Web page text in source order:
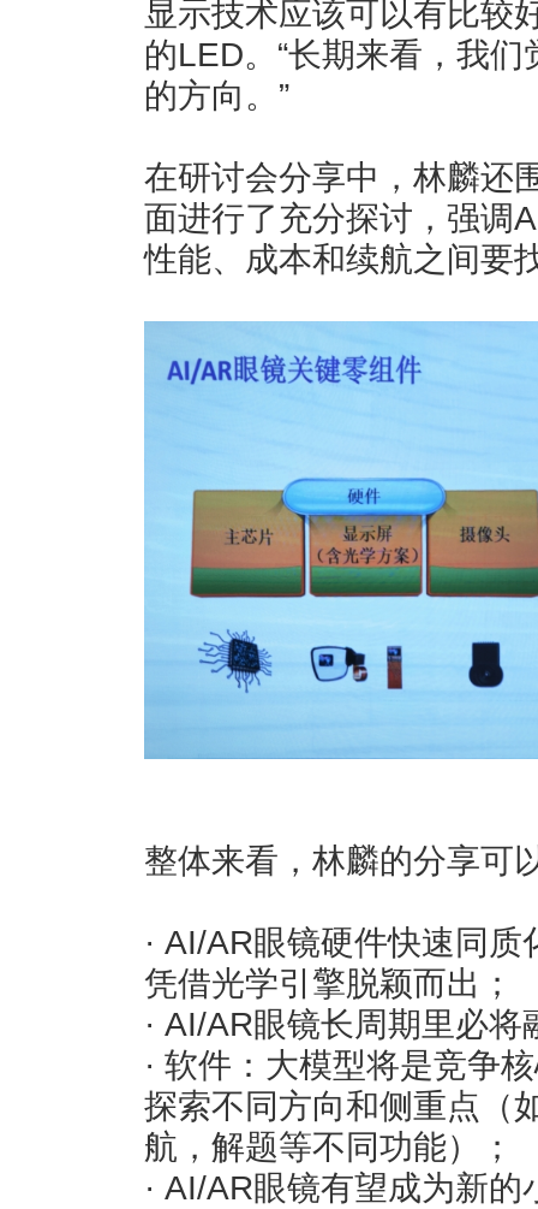
显示技术应该可以有比较
的LED。“长期来看，我
的方向。”
在研讨会分享中，林麟还
面进行了充分探讨，强调
性能、成本和续航之间要
整体来看，林麟的分享可
· AI/AR眼镜硬件快速同
凭借光学引擎脱颖而出；
· AI/AR眼镜长周期里必将
· 软件：大模型将是竞争
探索不同方向和侧重点（
航，解题等不同功能）；
· AI/AR眼镜有望成为新